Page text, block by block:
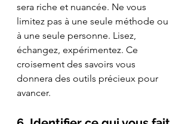
sera riche et nuancée. Ne vous
limitez pas à une seule méthode ou
à une seule personne. Lisez,
échangez, expérimentez. Ce
croisement des savoirs vous
donnera des outils précieux pour
avancer.